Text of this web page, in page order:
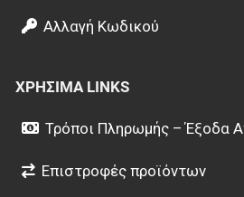
Αλλαγή Κωδικού
ΧΡΉΣΙΜΑ LINKS
Τρόποι Πληρωμής – Έξοδα
Επιστροφές προϊόντων